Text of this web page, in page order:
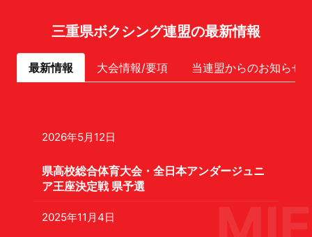
三重県ボクシング連盟の最新情報
最新情報 大会情報/要項 当連盟からのお知らせ
2026年5月12日
県高校総合体育大会・全日本アンダージュニ
ア王座決定戦 県予選
2025年11月4日